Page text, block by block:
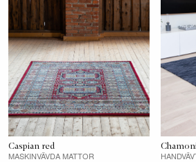
Caspian red
MASKINVÄVDA MATTOR